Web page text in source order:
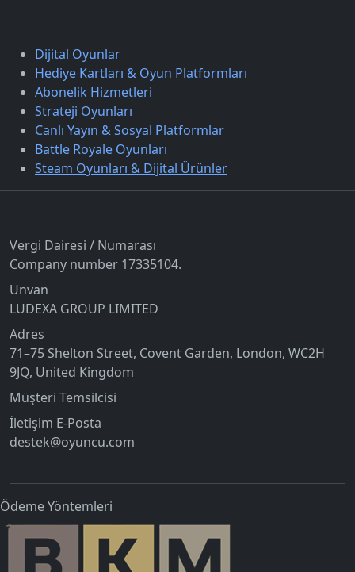
Dijital Oyunlar
Hediye Kartları & Oyun Platformları
Abonelik Hizmetleri
Strateji Oyunları
Canlı Yayın & Sosyal Platformlar
Battle Royale Oyunları
Steam Oyunları & Dijital Ürünler
Vergi Dairesi / Numarası
Company number 17335104.
Unvan
LUDEXA GROUP LIMITED
Adres
71–75 Shelton Street, Covent Garden, London, WC2H
9JQ, United Kingdom
Müşteri Temsilcisi
İletişim E-Posta
destek@oyuncu.com
Ödeme Yöntemleri